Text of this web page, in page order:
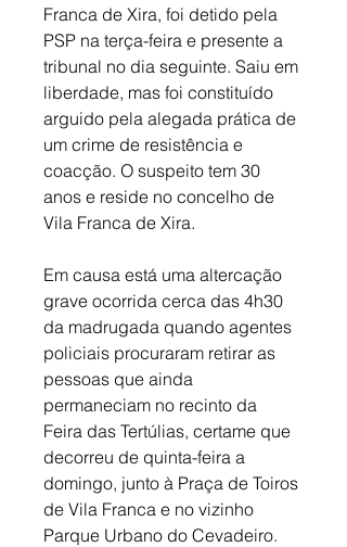
Franca de Xira, foi detido pela
PSP na terça-feira e presente a
tribunal no dia seguinte. Saiu em
liberdade, mas foi constituído
arguido pela alegada prática de
um crime de resistência e
coacção. O suspeito tem 30
anos e reside no concelho de
Vila Franca de Xira.
Em causa está uma altercação
grave ocorrida cerca das 4h30
da madrugada quando agentes
policiais procuraram retirar as
pessoas que ainda
permaneciam no recinto da
Feira das Tertúlias, certame que
decorreu de quinta-feira a
domingo, junto à Praça de Toiros
de Vila Franca e no vizinho
Parque Urbano do Cevadeiro.